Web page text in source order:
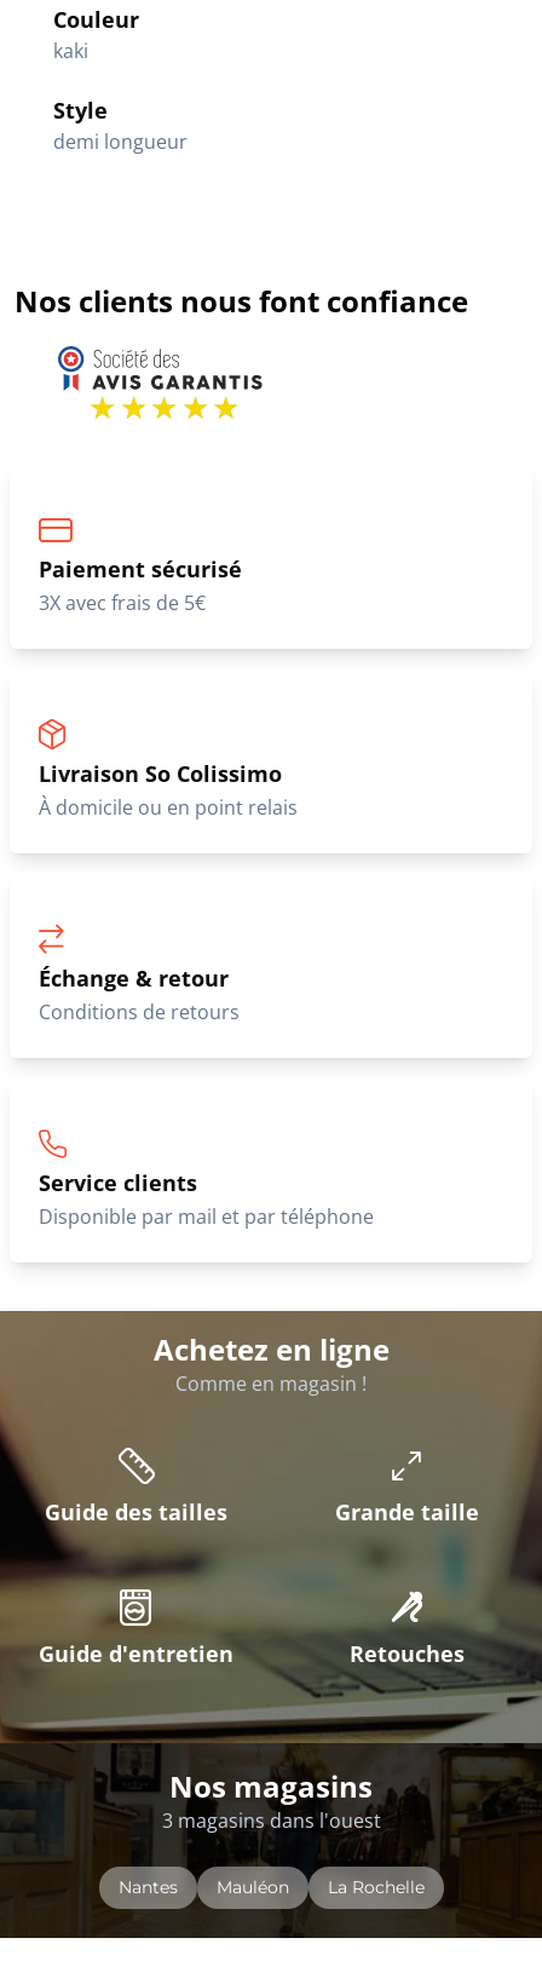
Couleur
kaki
Style
demi longueur
Nos clients nous font confiance
Paiement sécurisé
3X avec frais de 5€
Livraison So Colissimo
À domicile ou en point relais
Échange & retour
Conditions de retours
Service clients
Disponible par mail et par téléphone
Achetez en ligne
Comme en magasin !
Guide des tailles Grande taille
Guide d'entretien Retouches
Nos magasins
3 magasins dans l'ouest
Nantes Mauléon La Rochelle